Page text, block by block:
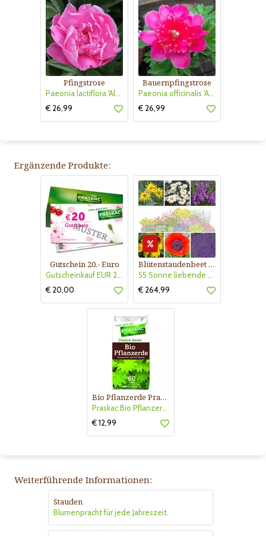
Pfingstrose
Paeonia lactiflora 'Alexander Fleming'
€ 26,99
Bauernpfingstrose
Paeonia officinalis 'Anemoniflora'
€ 26,99
Ergänzende Produkte:
Gutschein 20.- Euro
Gutscheinkauf EUR 20.-
€ 20,00
Blütenstaudenbeet Kollektion Nr. 504
55 Sonne liebende Stauden für 6 m² Beet mit Pflanzplan
€ 264,99
Bio Pflanzerde Praskac
Praskac Bio Pflanzerde
€ 12,99
Weiterführende Informationen:
Stauden
Blumenpracht für jede Jahreszeit.